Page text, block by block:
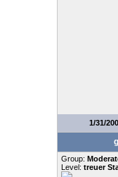
1/31/
Group:
Level: treuer